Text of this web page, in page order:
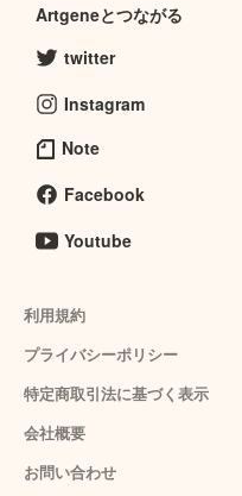
Artgeneとつながる
twitter
Instagram
Note
Facebook
Youtube
利用規約
プライバシーポリシー
特定商取引法に基づく表示
会社概要
お問い合わせ